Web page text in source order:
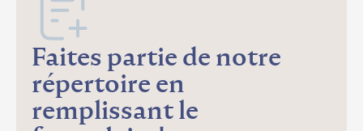
Faites partie de notre
répertoire en
remplissant le